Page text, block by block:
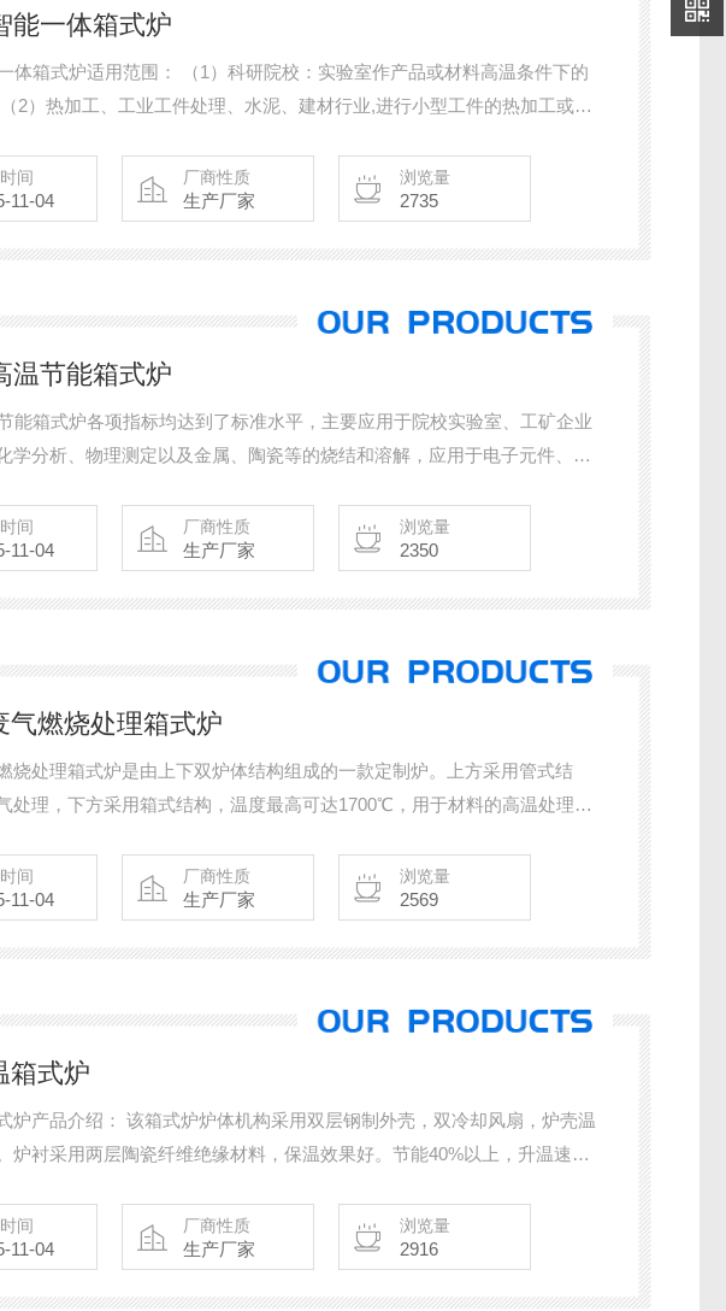
能一体箱式炉
体箱式炉适用范围： （1）科研院校：实验室作产品或材料高温条件下的
环境分析等领域的样品处理。也可以用来进行石油及其分析。 （5）煤质
定水分、灰份、挥发份、灰熔点分析、灰成分分析、元
间
11-04
厂商性质
生产厂家
浏览量
2735
温节能箱式炉
能箱式炉各项指标均达到了标准水平，主要应用于院校实验室、工矿企业
学分析、物理测定以及金属、陶瓷等的烧结和溶解，应用于电子元件、粉
间
11-04
厂商性质
生产厂家
浏览量
2350
气燃烧处理箱式炉
烧处理箱式炉是由上下双炉体结构组成的一款定制炉。上方采用管式结
处理，下方采用箱式结构，温度最高可达1700℃，用于材料的高温处理，
排放处理。
间
11-04
厂商性质
生产厂家
浏览量
2569
箱式炉
炉产品介绍： 该箱式炉炉体机构采用双层钢制外壳，双冷却风扇，炉壳温
炉衬采用两层陶瓷纤维绝缘材料，保温效果好。节能40%以上，升温速度
间
11-04
厂商性质
生产厂家
浏览量
2916